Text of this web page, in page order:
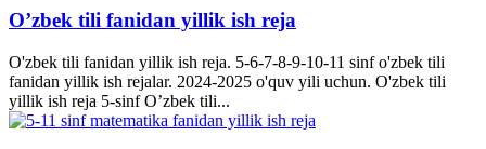
O’zbek tili fanidan yillik ish reja
O'zbek tili fanidan yillik ish reja. 5-6-7-8-9-10-11 sinf o'zbek tili
fanidan yillik ish rejalar. 2024-2025 o'quv yili uchun. O'zbek tili
yillik ish reja 5-sinf O’zbek tili...